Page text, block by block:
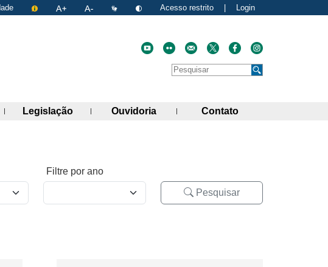
Acesso restrito Login
Faça uma pesquisa no site
Pesquisar
(abre painel de links)
Legislação(abre painel de links)
Ouvidoria (abre painel de links)
Contato(abre painel de
Filtre por ano
Pesquisar